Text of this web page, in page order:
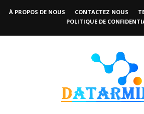
À PROPOS DE NOUS CONTACTEZ NOUS
POLITIQUE DE